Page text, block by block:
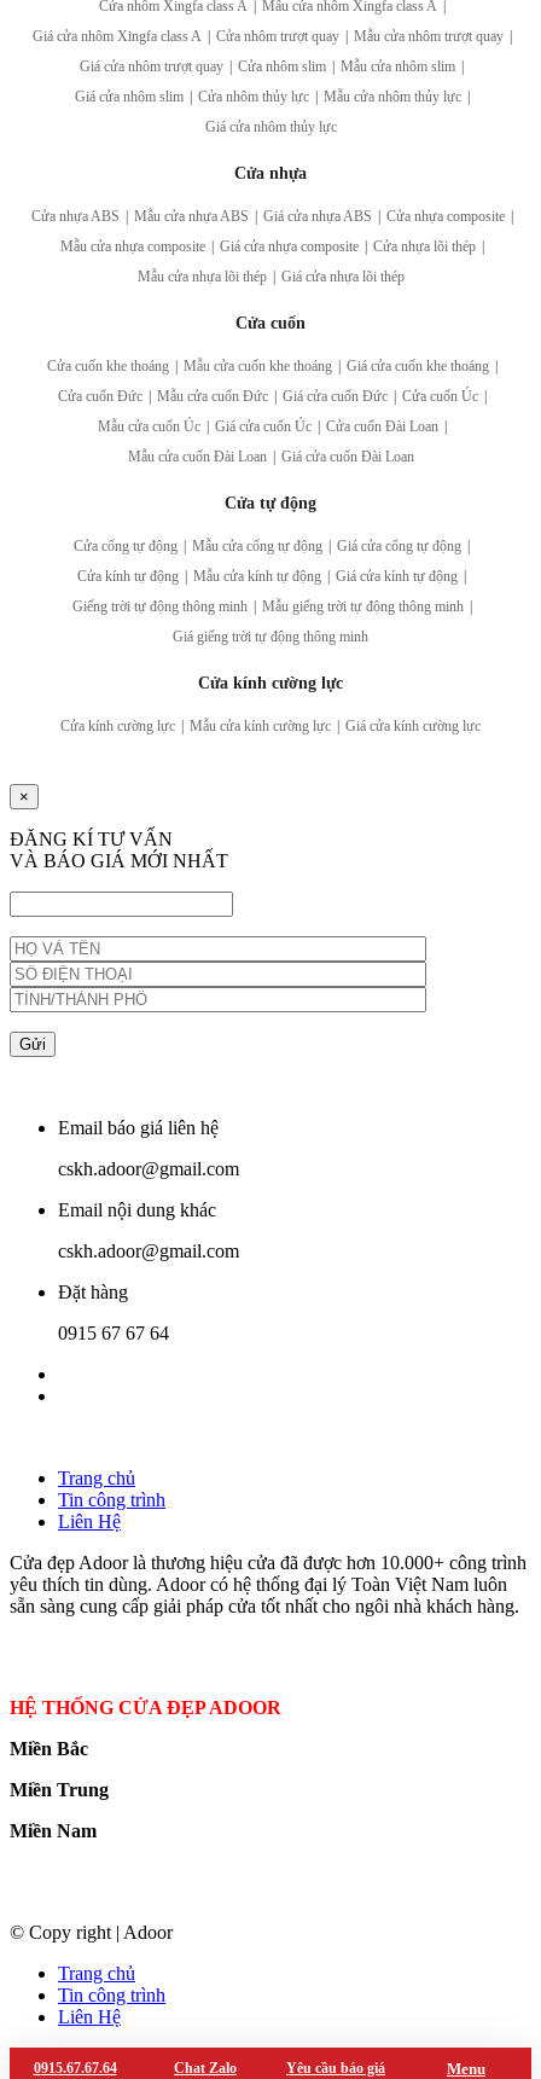
Cửa nhôm Xingfa class A
Mẫu cửa nhôm Xingfa class A
Giá cửa nhôm Xingfa class A
Cửa nhôm trượt quay Mẫu cửa nhôm trượt quay
Giá cửa nhôm trượt quay
Cửa nhôm slim Mẫu cửa nhôm slim
Giá cửa nhôm slim
Cửa nhôm thủy lực Mẫu cửa nhôm thủy lực
Giá cửa nhôm thủy lực
Cửa nhựa
Cửa nhựa ABS Mẫu cửa nhựa ABS Giá cửa nhựa ABS Cửa nhựa composite
Mẫu cửa nhựa composite
Giá cửa nhựa composite Cửa nhựa lõi thép
Mẫu cửa nhựa lõi thép
Giá cửa nhựa lõi thép
Cửa cuốn
Cửa cuốn khe thoáng Mẫu cửa cuốn khe thoáng Giá cửa cuốn khe thoáng
Cửa cuốn Đức
Mẫu cửa cuốn Đức Giá cửa cuốn Đức Cửa cuốn Úc
Mẫu cửa cuốn Úc
Giá cửa cuốn Úc Cửa cuốn Đài Loan
Mẫu cửa cuốn Đài Loan
Giá cửa cuốn Đài Loan
Cửa tự động
Cửa cổng tự động Mẫu cửa cổng tự động Giá cửa cổng tự động
Cửa kính tự động
Mẫu cửa kính tự động Giá cửa kính tự động
Giếng trời tự động thông minh
Mẫu giếng trời tự động thông minh
Giá giếng trời tự động thông minh
Cửa kính cường lực
Cửa kính cường lực Mẫu cửa kính cường lực Giá cửa kính cường lực
×
ĐĂNG KÍ TƯ VẤN
VÀ BÁO GIÁ MỚI NHẤT
Email báo giá liên hệ
cskh.adoor@gmail.com
Email nội dung khác
cskh.adoor@gmail.com
Đặt hàng
0915 67 67 64
Trang chủ
Tin công trình
Liên Hệ
Cửa đẹp Adoor là thương hiệu cửa đã được hơn 10.000+ công trình
yêu thích tin dùng. Adoor có hệ thống đại lý Toàn Việt Nam luôn
sẵn sàng cung cấp giải pháp cửa tốt nhất cho ngôi nhà khách hàng.
HỆ THỐNG CỬA ĐẸP ADOOR
Miền Bắc
Miền Trung
Miền Nam
© Copy right | Adoor
Trang chủ
Tin công trình
Liên Hệ
0915.67.67.64 Chat Zalo Yêu cầu báo giá Menu